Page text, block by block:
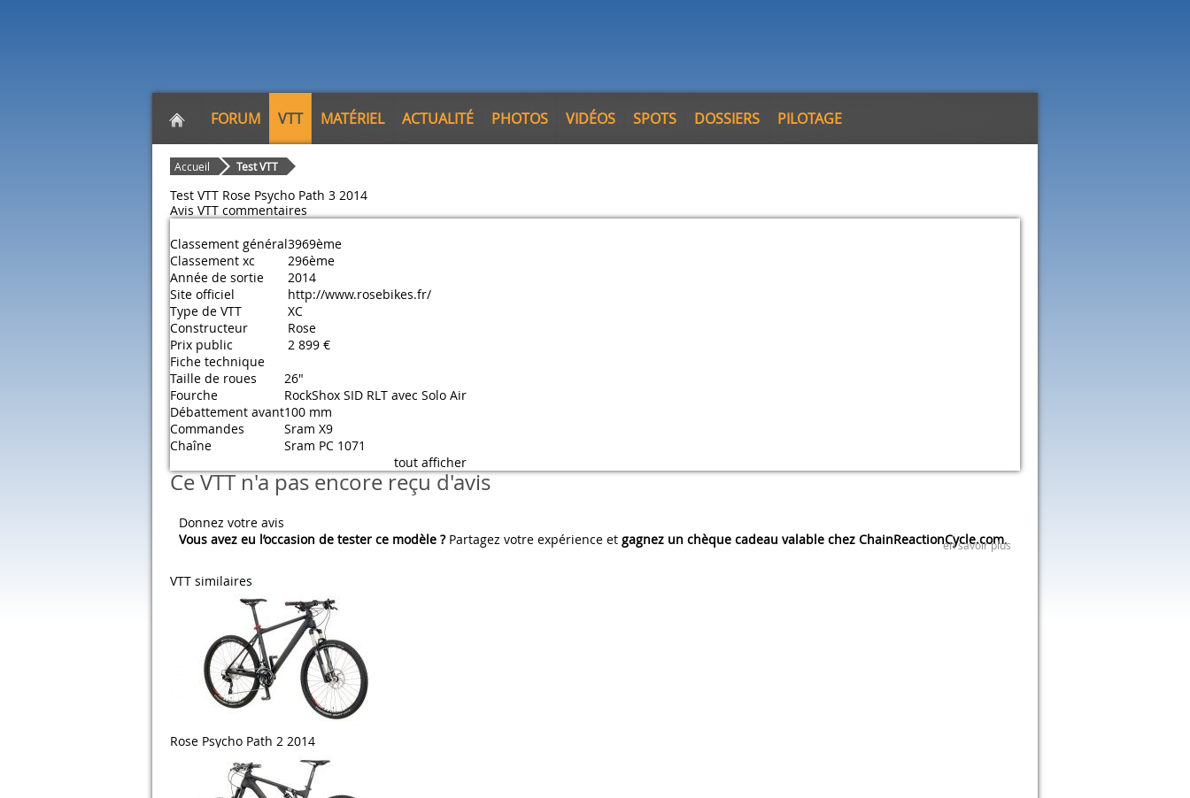
FORUM VTT MATÉRIEL ACTUALITÉ PHOTOS VIDÉOS SPOTS DOSSIERS PILOTAGE
Accueil Test VTT
Test VTT Rose Psycho Path 3 2014
Avis VTT commentaires
Classement général3969ème
Classement xc
296ème
Année de sortie
2014
Site officiel
http://www.rosebikes.fr/
Type de VTT
XC
Constructeur
Rose
Prix public
2 899 €
Fiche technique
Taille de roues
26"
Fourche
RockShox SID RLT avec Solo Air
Débattement avant100 mm
Commandes
Sram X9
Chaîne
Sram PC 1071
tout afficher
Ce VTT n'a pas encore reçu d'avis
Donnez votre avis
Vous avez eu l’occasion de tester ce modèle ?Partagez votre expérience et gagnez un chèque cadeau valable chez ChainReactionCycle.com.
en savoir plus
VTT similaires
Rose Psycho Path 2 2014